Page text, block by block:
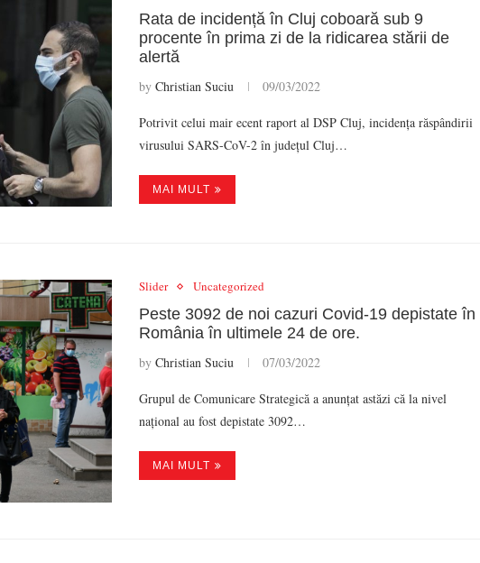
Rata de incidență în Cluj coboară sub 9
procente în prima zi de la ridicarea stării de
alertă
by Christian Suciu 09/03/2022
Potrivit celui mair ecent raport al DSP Cluj, incidența răspândirii
virusului SARS-CoV-2 în județul Cluj…
MAI MULT
Slider Uncategorized
Peste 3092 de noi cazuri Covid-19 depistate în
România în ultimele 24 de ore.
by Christian Suciu 07/03/2022
Grupul de Comunicare Strategică a anunțat astăzi că la nivel
național au fost depistate 3092…
MAI MULT